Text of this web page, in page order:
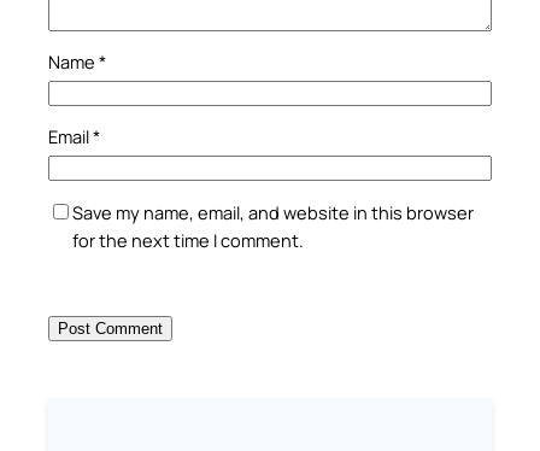
Name *
Email*
Save my name, email, and website in this browser
for the next time I comment.